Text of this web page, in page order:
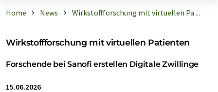
Home News Wirkstoffforschung mit virtuellen Pa ...
Wirkstoffforschung mit virtuellen Patienten
Forschende bei Sanofi erstellen Digitale Zwillinge
15.06.2026